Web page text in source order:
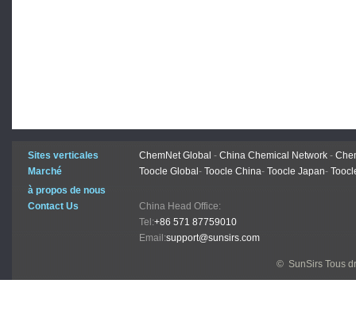
Sites verticales ChemNet Global - China Chemical Network -
Marché
Toocle Global - Toocle China- Toocle Japan-
à propos de nous
Contact Us
China Head Office:
Tel:+86 571 87759010
Email:support@sunsirs.com
© SunSirs Tous